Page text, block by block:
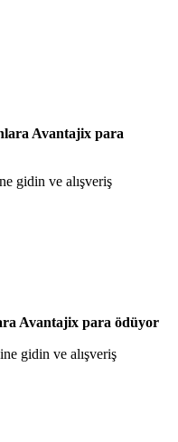
Avantajix para
gidin ve alışveriş
Avantajix para ödüyor
gidin ve alışveriş